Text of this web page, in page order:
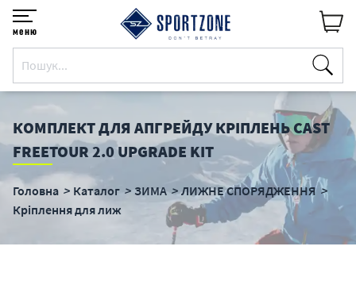
меню
КОМПЛЕКТ ДЛЯ АПГРЕЙДУ КРІПЛЕНЬ CAST
FREETOUR 2.0 UPGRADE KIT
Головна Каталог ЗИМА
ЛИЖНЕ СПОРЯДЖЕННЯ
Кріплення для лиж